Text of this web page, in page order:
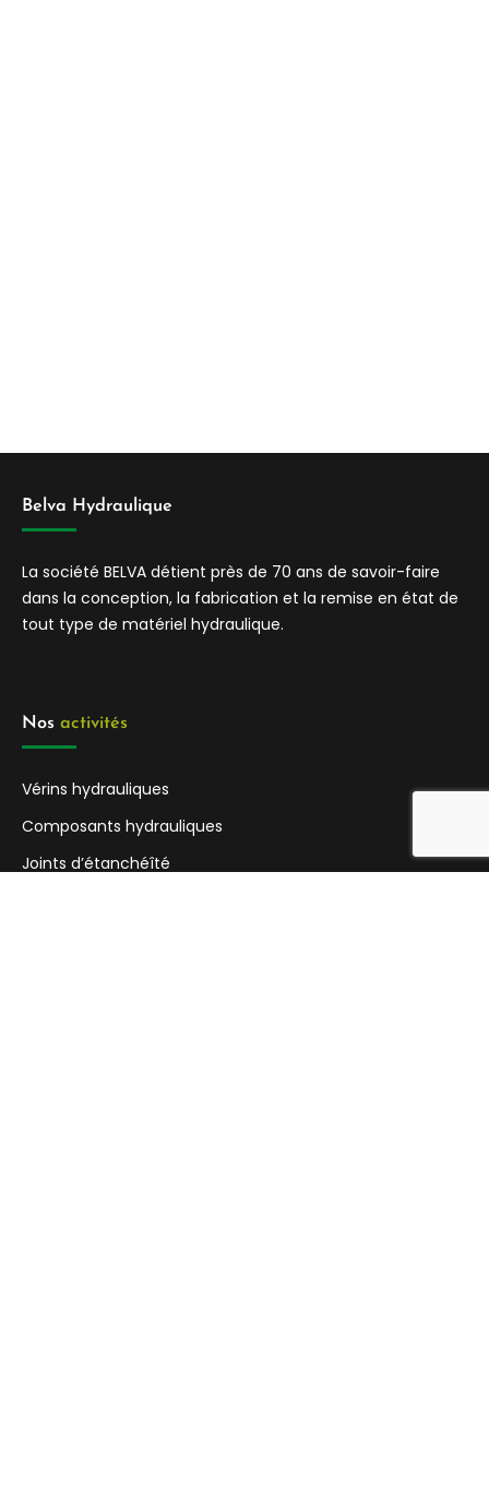
Belva Hydraulique
La société BELVA détient près de 70 ans de savoir-faire
dans la conception, la fabrication et la remise en état de
tout type de matériel hydraulique.
Nos activités
Vérins hydrauliques
Composants hydrauliques
Joints d’étanchéîté